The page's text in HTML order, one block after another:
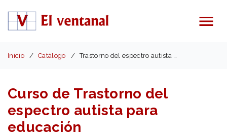
Menú
Inicio Catálogo Trastorno del espectro autista para educación
Curso de Trastorno del
espectro autista para
educación